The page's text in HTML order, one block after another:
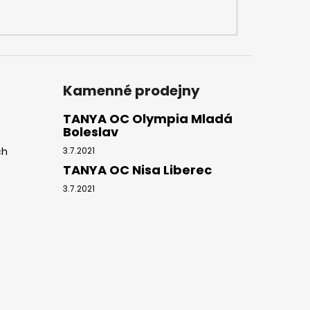
Kamenné prodejny
TANYA OC Olympia Mladá
Boleslav
3.7.2021
TANYA OC Nisa Liberec
3.7.2021